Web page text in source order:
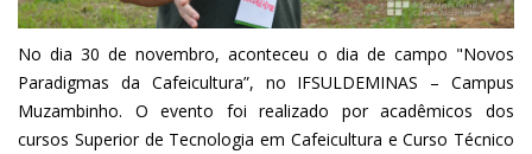
No dia 30 de novembro, aconteceu o dia de campo "Novos
Paradigmas da Cafeicultura”, no IFSULDEMINAS – Campus
Muzambinho. O evento foi realizado por acadêmicos dos
cursos Superior de Tecnologia em Cafeicultura e Curso Técnico